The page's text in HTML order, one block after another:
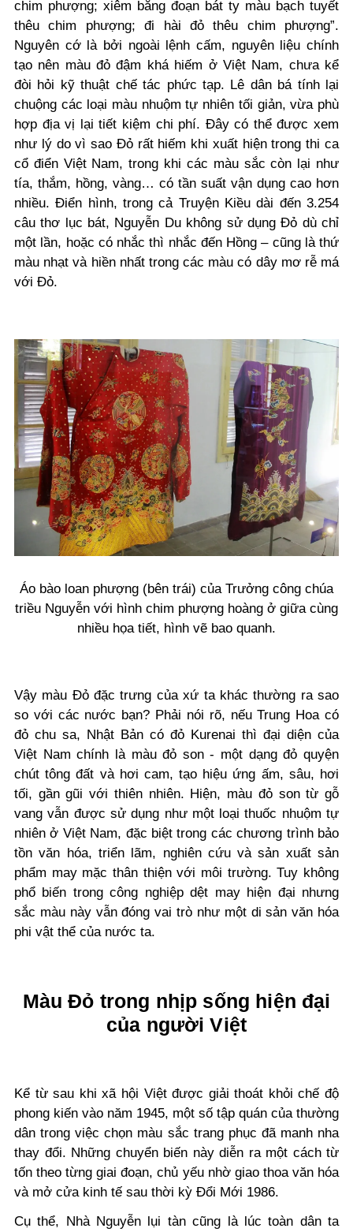
chim phượng; xiêm bằng đoạn bát ty màu bạch tuyết
thêu chim phượng; đi hài đỏ thêu chim phượng”.
Nguyên cớ là bởi ngoài lệnh cấm, nguyên liệu chính
tạo nên màu đỏ đậm khá hiếm ở Việt Nam, chưa kể
đòi hỏi kỹ thuật chế tác phức tạp. Lê dân bá tính lại
chuộng các loại màu nhuộm tự nhiên tối giản, vừa phù
hợp địa vị lại tiết kiệm chi phí. Đây có thể được xem
như lý do vì sao Đỏ rất hiếm khi xuất hiện trong thi ca
cổ điển Việt Nam, trong khi các màu sắc còn lại như
tía, thắm, hồng, vàng… có tần suất vận dụng cao hơn
nhiều. Điển hình, trong cả Truyện Kiều dài đến 3.254
câu thơ lục bát, Nguyễn Du không sử dụng Đỏ dù chỉ
một lần, hoặc có nhắc thì nhắc đến Hồng – cũng là thứ
màu nhạt và hiền nhất trong các màu có dây mơ rễ má
với Đỏ.
Áo bào loan phượng (bên trái) của Trưởng công chúa
triều Nguyễn với hình chim phượng hoàng ở giữa cùng
nhiều họa tiết, hình vẽ bao quanh.
Vậy màu Đỏ đặc trưng của xứ ta khác thường ra sao
so với các nước bạn? Phải nói rõ, nếu Trung Hoa có
đỏ chu sa, Nhật Bản có đỏ Kurenai thì đại diện của
Việt Nam chính là màu đỏ son - một dạng đỏ quyện
chút tông đất và hơi cam, tạo hiệu ứng ấm, sâu, hơi
tối, gần gũi với thiên nhiên. Hiện, màu đỏ son từ gỗ
vang vẫn được sử dụng như một loại thuốc nhuộm tự
nhiên ở Việt Nam, đặc biệt trong các chương trình bảo
tồn văn hóa, triển lãm, nghiên cứu và sản xuất sản
phẩm may mặc thân thiện với môi trường. Tuy không
phổ biến trong công nghiệp dệt may hiện đại nhưng
sắc màu này vẫn đóng vai trò như một di sản văn hóa
phi vật thể của nước ta.
Màu Đỏ trong nhịp sống hiện đại
của người Việt
Kể từ sau khi xã hội Việt được giải thoát khỏi chế độ
phong kiến vào năm 1945, một số tập quán của thường
dân trong việc chọn màu sắc trang phục đã manh nha
thay đổi. Những chuyển biến này diễn ra một cách từ
tốn theo từng giai đoạn, chủ yếu nhờ giao thoa văn hóa
và mở cửa kinh tế sau thời kỳ Đổi Mới 1986.
Cụ thể, Nhà Nguyễn lụi tàn cũng là lúc toàn dân ta